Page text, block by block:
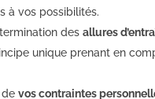
à vos possibilités.
desallures
unique prenant en
devos contraintes